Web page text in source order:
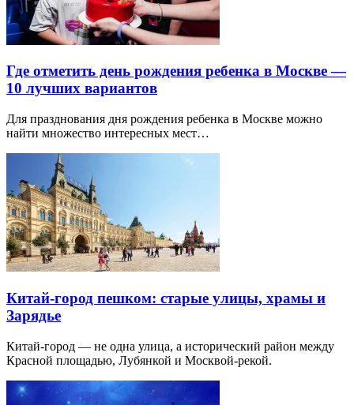
Где отметить день рождения ребенка в Москве —
10 лучших вариантов
Для празднования дня рождения ребенка в Москве можно
найти множество интересных мест…
Китай-город пешком: старые улицы, храмы и
Зарядье
Китай-город — не одна улица, а исторический район между
Красной площадью, Лубянкой и Москвой-рекой.